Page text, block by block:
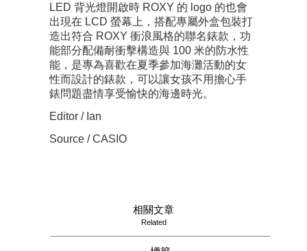
LED 背光燈開啟時 ROXY 的 logo 的也會
出現在 LCD 螢幕上，搭配專屬外盒包裝打
造出符合 ROXY 衝浪風格的聯名錶款，功
能部分配備耐衝擊構造與 100 米的防水性
能，是專為喜歡在夏季參加海灘活動的女
性而設計的錶款，可以讓女孩不用擔心手
錶問題盡情享受愉快的海邊時光。
Editor / Ian
Source / CASIO
相關文章
Related